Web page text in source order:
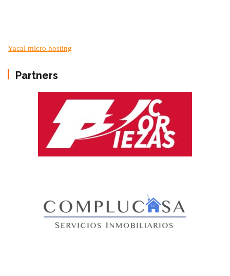
Yacal micro hosting
Partners